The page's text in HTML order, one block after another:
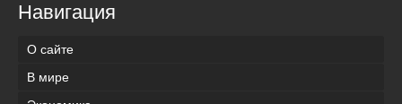
Навигация
О сайте
В мире